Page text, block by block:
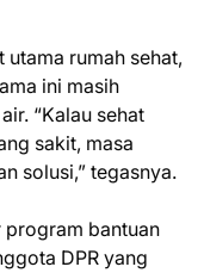
rumah sehat,
ini masih
“Kalau sehat
sakit, masa
solusi,” tegasnya.
program bantuan
DPR yang